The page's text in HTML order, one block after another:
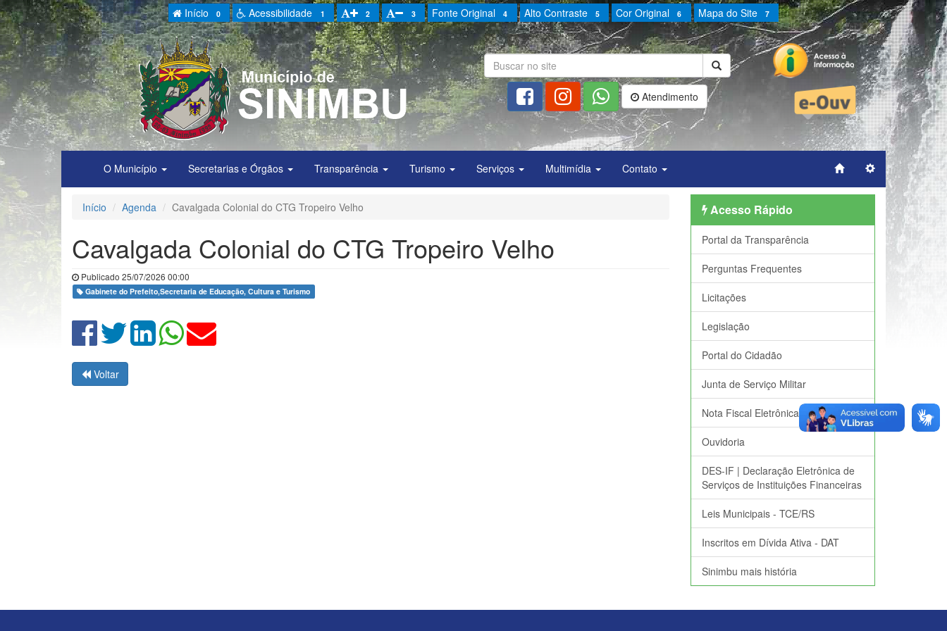
Início 0 Acessibilidade 1 2 3 Fonte Original 4 Alto Contraste 5 Cor Original 6 Mapa do Site 7
Atendimento
O Município Secretarias e Órgãos Transparência Turismo Serviços Multimídia Contato
Início Agenda Cavalgada Colonial do CTG Tropeiro Velho
Cavalgada Colonial do CTG Tropeiro Velho
Publicado 25/07/2026 00:00
Gabinete do Prefeito,Secretaria de Educação, Cultura e Turismo
Voltar
Acesso Rápido
Portal da Transparência
Perguntas Frequentes
Licitações
Legislação
Portal do Cidadão
Junta de Serviço Militar
Nota Fiscal Eletrônica
Ouvidoria
DES-IF | Declaração Eletrônica de
Serviços de Instituições Financeiras
Leis Municipais - TCE/RS
Inscritos em Dívida Ativa - DAT
Sinimbu mais história